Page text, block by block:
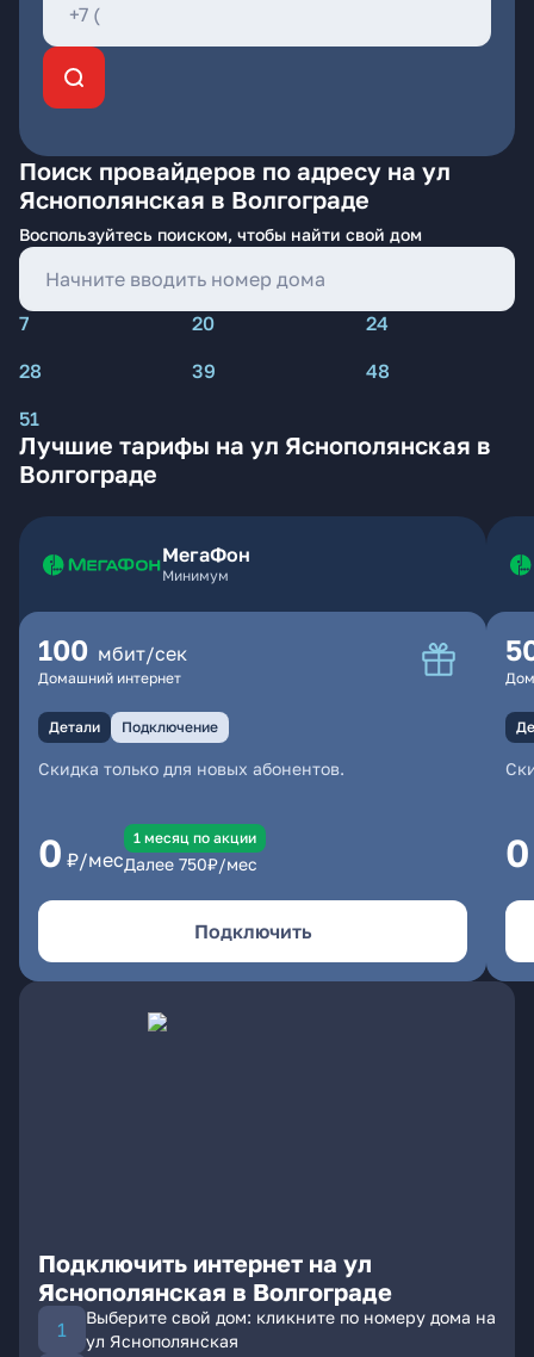
Поиск провайдеров по адресу на ул
Яснополянская в Волгограде
Воспользуйтесь поиском, чтобы найти свой дом
7 20
24
28
39
48
51
Лучшие тарифы на ул Яснополянская в
Волгограде
МегаФон
Минимум
100 мбит/сек
Домашний интернет
Детали Подключение
Скидка только для новых абонентов.
0 ₽/мес
1 месяц по акции
Далее 750₽/мес
Подключить
0
Подключить интернет на ул
Яснополянская в Волгограде
Выберите свой дом: кликните по номеру дома на
ул Яснополянская